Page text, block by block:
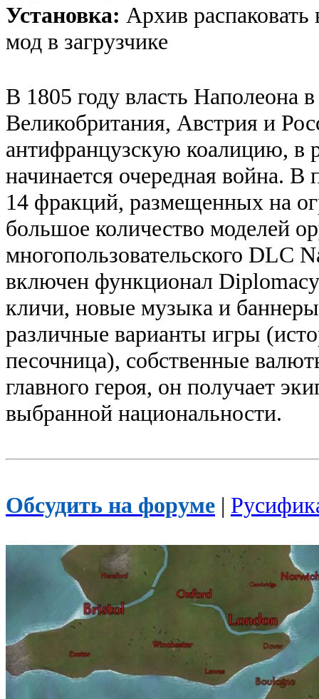
Установка: Архив
мод в загрузчике
В 1805 году власть Наполеона
Великобритания, Австрия и
антифранцузскую коалицию, в
начинается очередная война.
14 фракций, размещенных на
большое количество моделей
многопользовательского DLC
включен функционал
кличи, новые музыка и
различные варианты игры
песочница), собственные
главного героя, он получает
выбранной национальности.
Обсудить на форуме |